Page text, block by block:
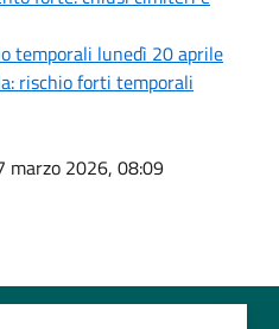
temporali lunedì 20 aprile
rischio forti temporali
marzo 2026, 08:09